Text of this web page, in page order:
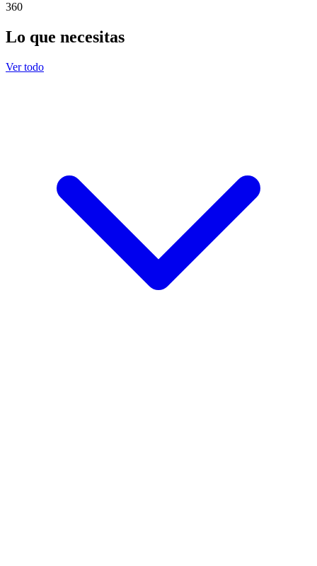
360
Lo que necesitas
Ver todo